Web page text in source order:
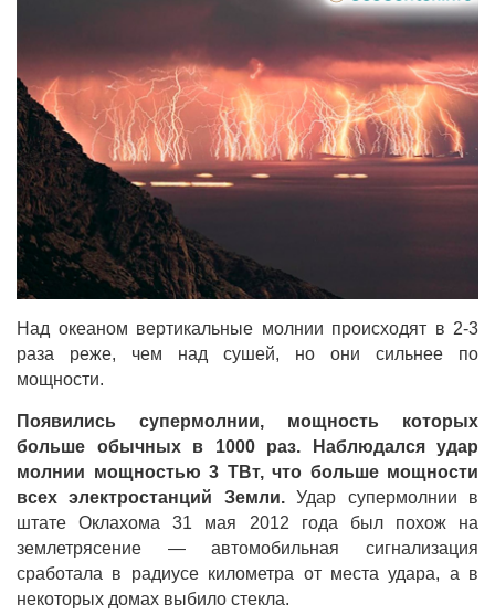
Над океаном вертикальные молнии происходят в 2-3
раза реже, чем над сушей, но они сильнее по
мощности.
Появились супермолнии, мощность которых
больше обычных в 1000 раз. Наблюдался удар
молнии мощностью 3 ТВт, что больше мощности
всех электростанций Земли.Удар супермолнии в
штате Оклахома 31 мая 2012 года был похож на
землетрясение — автомобильная сигнализация
сработала в радиусе километра от места удара, а в
некоторых домах выбило стекла.